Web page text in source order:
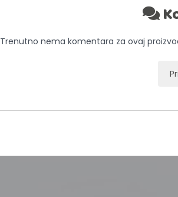
Trenutno nema komentara za ovaj